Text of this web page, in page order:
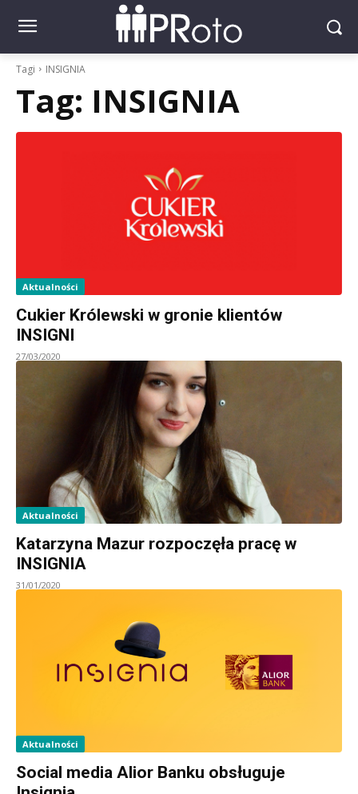
Tagi INSIGNIA
Tag: INSIGNIA
Aktualności
Cukier Królewski w gronie klientów
INSIGNI
27/03/2020
Aktualności
Katarzyna Mazur rozpoczęła pracę w
INSIGNIA
31/01/2020
Aktualności
Social media Alior Banku obsługuje